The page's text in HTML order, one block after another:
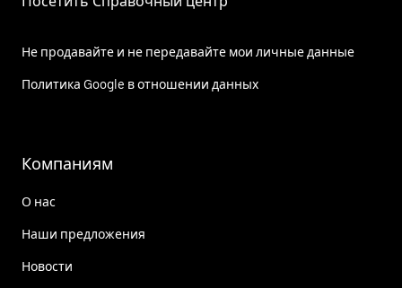
Не продавайте и не передавайте мои личные данные
Политика Google в отношении данных
Компаниям
О нас
Наши предложения
Новости